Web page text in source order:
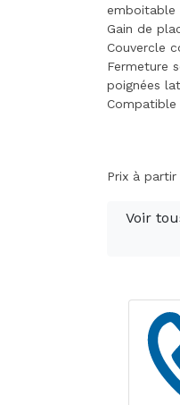
emboitable
Gain de
Couvercle
Fermeture
poignées
Compatible
Prix à partir
Voir